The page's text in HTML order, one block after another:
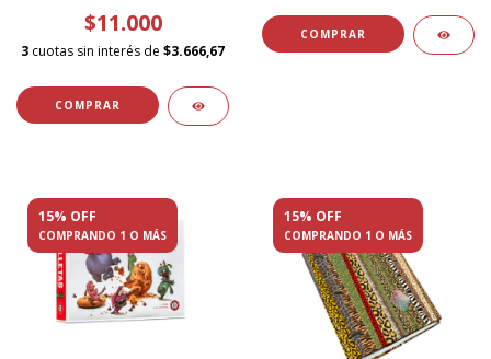
$11.000
3 cuotas sin interés de $3.666,67
15% OFF
COMPRANDO 1 O MÁS
15% OFF
COMPRANDO 1 O MÁS